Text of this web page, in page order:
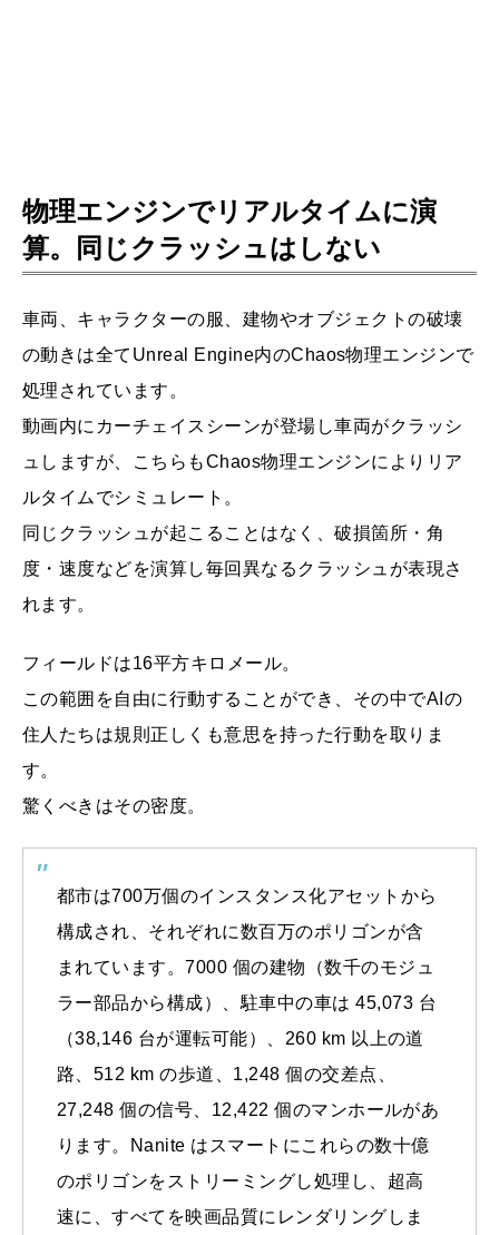
物理エンジンでリアルタイムに演
算。同じクラッシュはしない
車両、キャラクターの服、建物やオブジェクトの破壊
の動きは全てUnreal Engine内のChaos物理エンジンで
処理されています。
動画内にカーチェイスシーンが登場し車両がクラッシ
ュしますが、こちらもChaos物理エンジンによりリア
ルタイムでシミュレート。
同じクラッシュが起こることはなく、破損箇所・角
度・速度などを演算し毎回異なるクラッシュが表現さ
れます。
フィールドは16平方キロメール。
この範囲を自由に行動することができ、その中でAIの
住人たちは規則正しくも意思を持った行動を取りま
す。
驚くべきはその密度。
都市は700万個のインスタンス化アセットから
構成され、それぞれに数百万のポリゴンが含
まれています。7000 個の建物（数千のモジュ
ラー部品から構成）、駐車中の車は 45,073 台
（38,146 台が運転可能）、260 km 以上の道
路、512 km の歩道、1,248 個の交差点、
27,248 個の信号、12,422 個のマンホールがあ
ります。Nanite はスマートにこれらの数十億
のポリゴンをストリーミングし処理し、超高
速に、すべてを映画品質にレンダリングしま